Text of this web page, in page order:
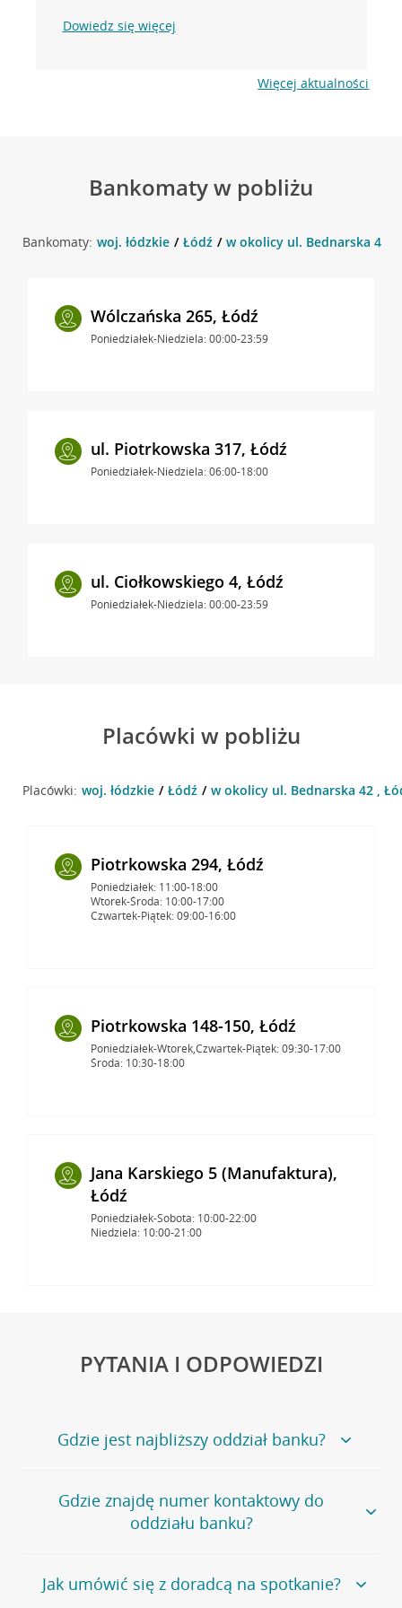
Dowiedz się więcej
Więcej aktualności
Bankomaty w pobliżu
Bankomaty: woj. łódzkie Łódź w okolicy ul. Bednarska 42 ,
Wólczańska 265, Łódź
Poniedziałek-Niedziela: 00:00-23:59
ul. Piotrkowska 317, Łódź
Poniedziałek-Niedziela: 06:00-18:00
ul. Ciołkowskiego 4, Łódź
Poniedziałek-Niedziela: 00:00-23:59
Placówki w pobliżu
Placówki: woj. łódzkie Łódź w okolicy ul. Bednarska 42 ,
Piotrkowska 294, Łódź
Poniedziałek: 11:00-18:00
Wtorek-Środa: 10:00-17:00
Czwartek-Piątek: 09:00-16:00
Piotrkowska 148-150, Łódź
Poniedziałek-Wtorek,Czwartek-Piątek: 09:30-17:00
Środa: 10:30-18:00
Jana Karskiego 5 (Manufaktura),
Łódź
Poniedziałek-Sobota: 10:00-22:00
Niedziela: 10:00-21:00
PYTANIA I ODPOWIEDZI
Gdzie jest najbliższy oddział banku?
Jeśli szukasz oddziału naszego banku, zapraszamy na
stronęPlacówki i bankomaty, na której znajduje się
wygodna wyszukiwarka.
oddziałów
Gdzie znajdę numer kontaktowy do
oddziału banku?
Bank Credit Agricole nie udostępnia ogólnego numeru
telefonu do placówki bankowej.
Jak umówić się z doradcą na spotkanie?